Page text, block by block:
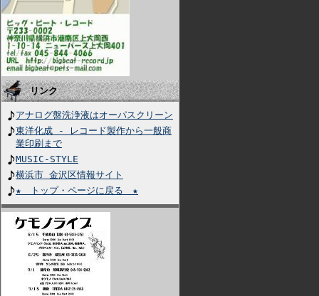
リンク
アナログ盤洗浄液はオーパスクリーン
東洋化成 - レコード製作から一般商
業印刷まで
MUSIC-STYLE
横浜市 金沢区情報サイト
★ トップ・ページに戻る ★